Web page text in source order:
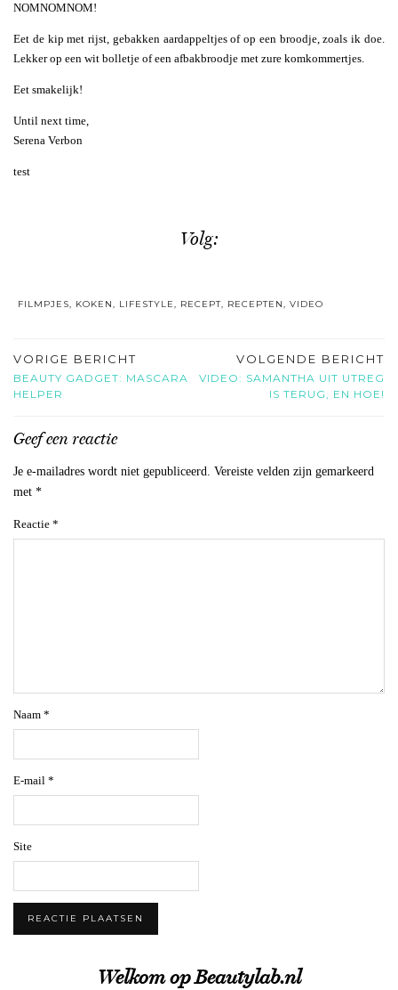
NOMNOMNOM!
Eet de kip met rijst, gebakken aardappeltjes of op een broodje, zoals ik doe.
Lekker op een wit bolletje of een afbakbroodje met zure komkommertjes.
Eet smakelijk!
Until next time,
Serena Verbon
test
Volg:
FILMPJES, KOKEN, LIFESTYLE, RECEPT, RECEPTEN, VIDEO
VORIGE BERICHT
BEAUTY GADGET: MASCARA
HELPER
VOLGENDE BERICHT
VIDEO: SAMANTHA UIT UTREG
IS TERUG, EN HOE!
Geef een reactie
Je e-mailadres wordt niet gepubliceerd. Vereiste velden zijn gemarkeerd
met *
Reactie *
Naam *
E-mail *
Site
Welkom op Beautylab.nl